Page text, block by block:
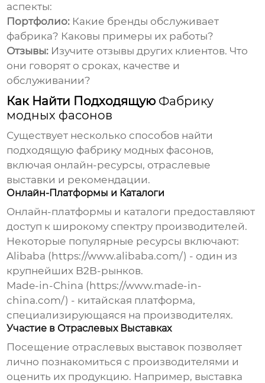
аспекты:
Портфолио: Какие бренды обслуживает
фабрика? Каковы примеры их работы?
Отзывы: Изучите отзывы других клиентов. Что
они говорят о сроках, качестве и
обслуживании?
Как Найти Подходящую Фабрику
модных фасонов
Существует несколько способов найти
подходящую фабрику модных фасонов,
включая онлайн-ресурсы, отраслевые
выставки и рекомендации.
Онлайн-Платформы и Каталоги
Онлайн-платформы и каталоги предоставляют
доступ к широкому спектру производителей.
Некоторые популярные ресурсы включают:
Alibaba ( https://www.alibaba.com/) - один из
крупнейших B2B-рынков.
Made-in-China ( https://www.made-in-
china.com/) - китайская платформа,
специализирующаяся на производителях.
Участие в Отраслевых Выставках
Посещение отраслевых выставок позволяет
лично познакомиться с производителями и
оценить их продукцию. Например, выставка